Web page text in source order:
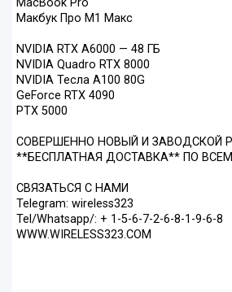
MacBook Pro
Макбук Про М1 Макс
NVIDIA RTX A6000 — 48 ГБ
NVIDIA Quadro RTX 8000
NVIDIA Тесла A100 80G
GeForce RTX 4090
РТХ 5000
СОВЕРШЕННО НОВЫЙ И ЗАВОДСКОЙ
**БЕСПЛАТНАЯ ДОСТАВКА** ПО
СВЯЗАТЬСЯ С НАМИ
Telegram: wireless323
Tel/Whatsapp/: + 1-5-6-7-2-6-8-1-9-6-8
WWW.WIRELESS323.COM